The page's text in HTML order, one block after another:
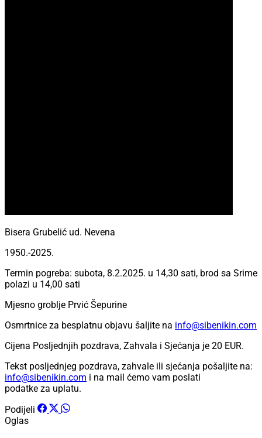
Bisera Grubelić ud. Nevena
1950.-2025.
Termin pogreba: subota, 8.2.2025. u 14,30 sati, brod sa Srime
polazi u 14,00 sati
Mjesno groblje Prvić Šepurine
Osmrtnice za besplatnu objavu šaljite na info@sibenikin.com
Cijena Posljednjih pozdrava, Zahvala i Sjećanja je 20 EUR.
Tekst posljednjeg pozdrava, zahvale ili sjećanja pošaljite na:
info@sibenikin.com i na mail ćemo vam poslati
podatke za uplatu.
Podijeli
Oglas